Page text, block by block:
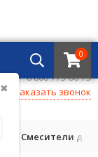
✖
0
+7 495 221 69 55
8 800-775-06-73
Заказать звонок
Смесители для